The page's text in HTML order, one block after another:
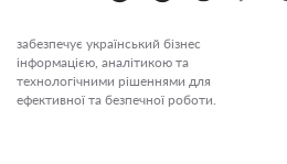
забезпечує український бізнес
інформацією, аналітикою та
технологічними рішеннями для
ефективної та безпечної роботи.